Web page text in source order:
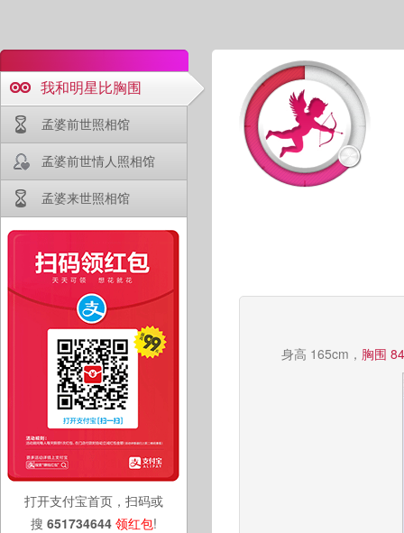
我和明星比胸围
孟婆前世照相馆
孟婆前世情人照相馆
孟婆来世照相馆
打开支付宝首页，扫码或
搜 651734644 领红包!
身高 165cm， 胸围